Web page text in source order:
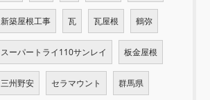
新築屋根工事 瓦 瓦屋根 鶴弥
スーパートライ110サンレイ 板金屋根
三州野安 セラマウント 群馬県